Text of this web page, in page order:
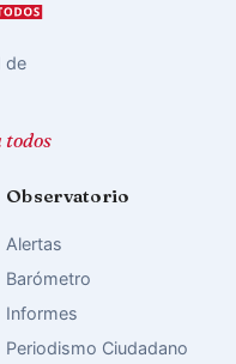
de
todos
Observatorio
Alertas
Barómetro
Informes
Periodismo Ciudadano